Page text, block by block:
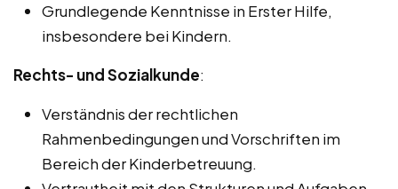
Grundlegende Kenntnisse in Erster Hilfe,
insbesondere bei Kindern.
Rechts- und Sozialkunde:
Verständnis der rechtlichen
Rahmenbedingungen und Vorschriften im
Bereich der Kinderbetreuung.